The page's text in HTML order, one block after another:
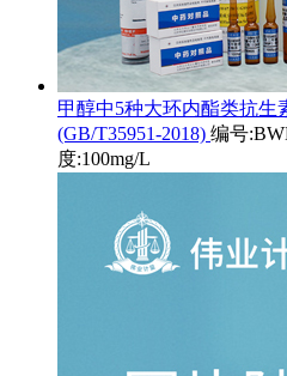
甲醇中5种大环内酯类抗生
(GB/T35951-2018) 编号
度:100mg/L